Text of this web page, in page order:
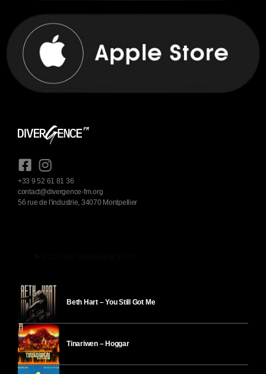
+33 9 52 61 81 36
contact@divergence-fm.org
56 rue de l'industrie, 34070 Montpellier
Beth Hart – You Still Got Me
Tinariwen – Hoggar